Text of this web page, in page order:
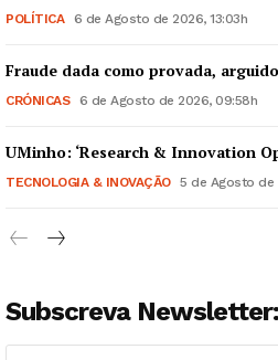
Institucional
POLÍTICA 6 de Agosto de 2026, 13:03h
Fraude dada como provada,
CRÓNICAS 6 de Agosto de 2026, 09:58h
UMinho: ‘Research & Innovation
TECNOLOGIA & INOVAÇÃO 5 de Agosto de
Subscreva Newsletter: